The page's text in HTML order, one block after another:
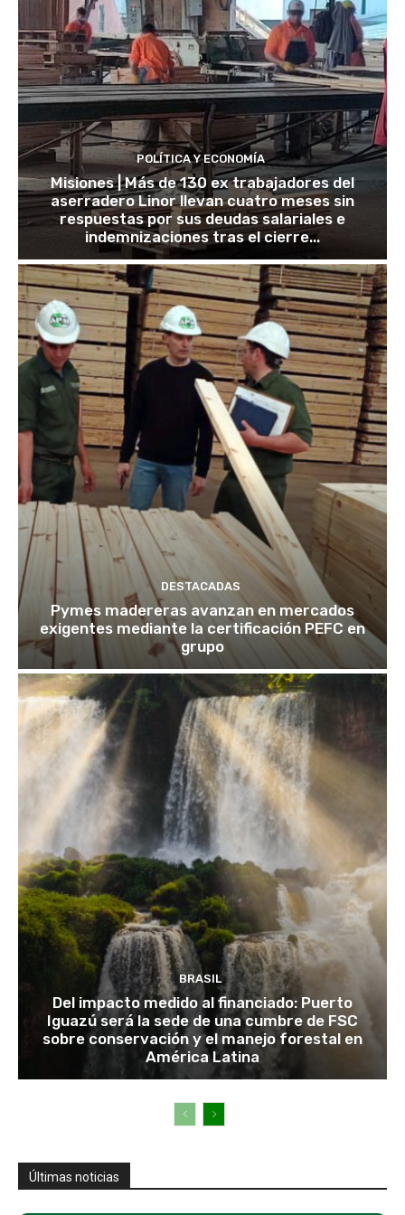
POLÍTICA Y ECONOMÍA
Misiones | Más de 130 ex trabajadores del
aserradero Linor llevan cuatro meses sin
respuestas por sus deudas salariales e
indemnizaciones tras el cierre...
DESTACADAS
Pymes madereras avanzan en mercados
exigentes mediante la certificación PEFC en
grupo
BRASIL
Del impacto medido al financiado: Puerto
Iguazú será la sede de una cumbre de FSC
sobre conservación y el manejo forestal en
América Latina
Últimas noticias